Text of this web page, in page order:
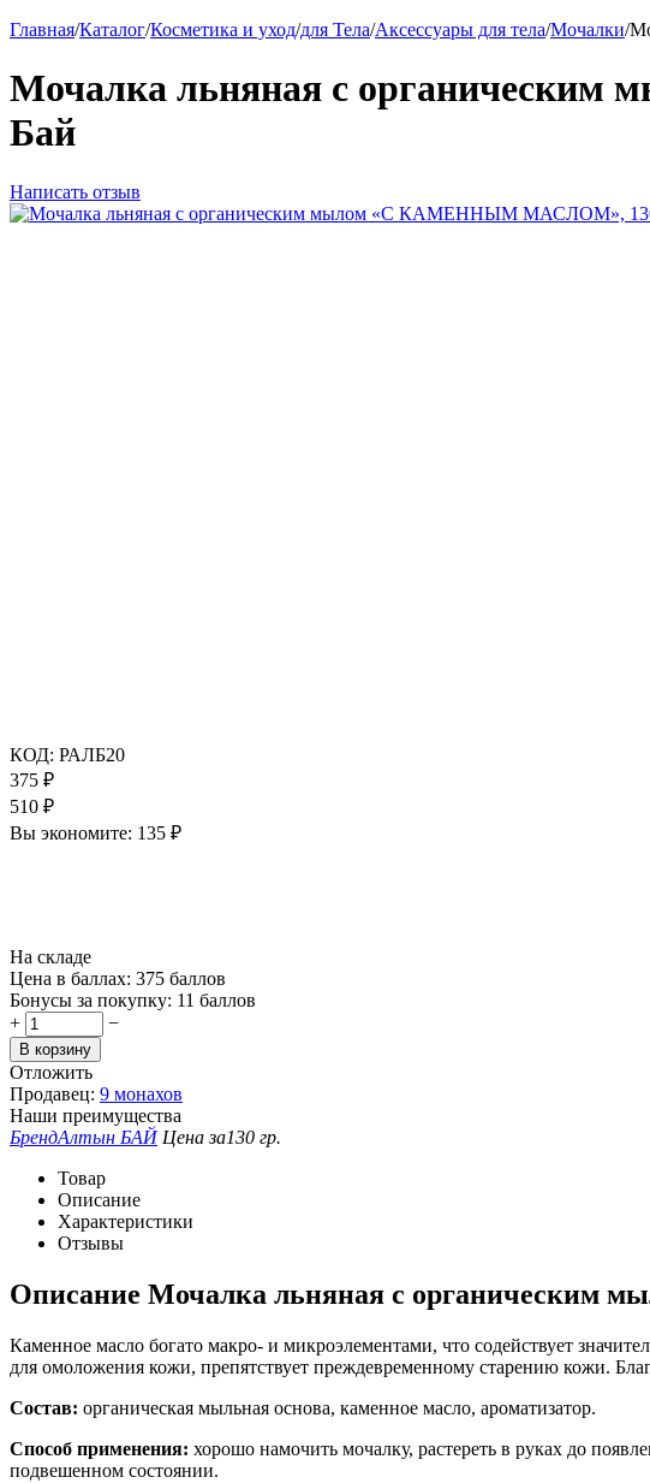
Главная/Каталог/Косметика и уход/для Тела/Аксессуары для тела/Мочалки/
Мочалка льняная с
Бай
Написать отзыв
КОД: РАЛБ20
375 ₽
510 ₽
Вы экономите: 135 ₽
На складе
Цена в баллах: 375 баллов
Бонусы за покупку: 11 баллов
+
−
В корзину
Отложить
Продавец: 9 монахов
Наши преимущества
БрендАлтын БАЙ Цена за130 гр.
Товар
Описание
Характеристики
Отзывы
Описание Мочалка льняная с
Каменное масло богато макро- и микроэлементами, что содействует
для омоложения кожи, препятствует преждевременному старению кожи.
Состав: органическая мыльная основа, каменное масло, ароматизатор.
Способ применения: хорошо намочить мочалку, растереть в руках до
подвешенном состоянии.